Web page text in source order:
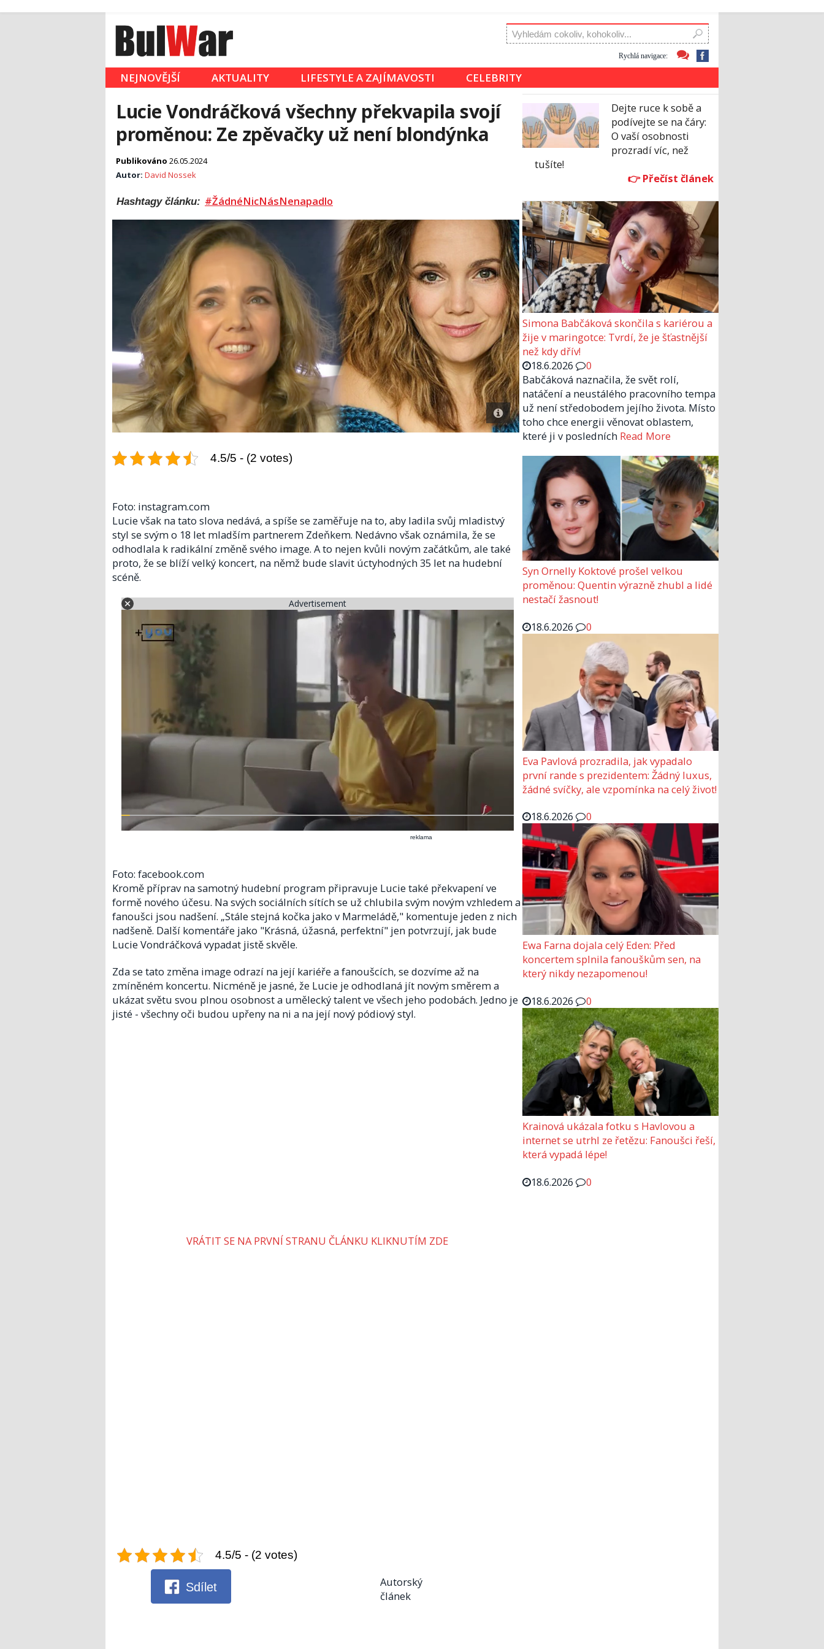
Rychlá navigace:
NEJNOVĚJŠÍ AKTUALITY LIFESTYLE A ZAJÍMAVOSTI CELEBRITY
Lucie Vondráčková všechny překvapila svojí
proměnou: Ze zpěvačky už není blondýnka
Publikováno 26.05.2024
Autor: David Nossek
Hashtagy článku: #ŽádnéNicNásNenapadlo
4.5/5 - (2 votes)
Foto: instagram.com
Lucie však na tato slova nedává, a spíše se zaměřuje na to, aby ladila svůj mladistvý
styl se svým o 18 let mladším partnerem Zdeňkem. Nedávno však oznámila, že se
odhodlala k radikální změně svého image. A to nejen kvůli novým začátkům, ale také
proto, že se blíží velký koncert, na němž bude slavit úctyhodných 35 let na hudební
scéně.
Advertisement
reklama
Foto: facebook.com
Kromě příprav na samotný hudební program připravuje Lucie také překvapení ve
formě nového účesu. Na svých sociálních sítích se už chlubila svým novým vzhledem a
fanoušci jsou nadšení. „Stále stejná kočka jako v Marmeládě," komentuje jeden z nich
nadšeně. Další komentáře jako "Krásná, úžasná, perfektní" jen potvrzují, jak bude
Lucie Vondráčková vypadat jistě skvěle.
Zda se tato změna image odrazí na její kariéře a fanoušcích, se dozvíme až na
zmíněném koncertu. Nicméně je jasné, že Lucie je odhodlaná jít novým směrem a
ukázat světu svou plnou osobnost a umělecký talent ve všech jeho podobách. Jedno je
jisté - všechny oči budou upřeny na ni a na její nový pódiový styl.
VRÁTIT SE NA PRVNÍ STRANU ČLÁNKU KLIKNUTÍM ZDE
4.5/5 - (2 votes)
Sdílet
Autorský
článek
Dejte ruce k sobě a
podívejte se na čáry:
O vaší osobnosti
prozradí víc, než
tušíte!
Simona Babčáková skončila s kariérou a
žije v maringotce: Tvrdí, že je šťastnější
než kdy dřív!
18.6.2026
0
Babčáková naznačila, že svět rolí,
natáčení a neustálého pracovního tempa
už není středobodem jejího života. Místo
toho chce energii věnovat oblastem,
které ji v posledních Read More
Syn Ornelly Koktové prošel velkou
proměnou: Quentin výrazně zhubl a lidé
nestačí žasnout!
18.6.2026
0
Eva Pavlová prozradila, jak vypadalo
první rande s prezidentem: Žádný luxus,
žádné svíčky, ale vzpomínka na celý život!
18.6.2026
0
Ewa Farna dojala celý Eden: Před
koncertem splnila fanouškům sen, na
který nikdy nezapomenou!
18.6.2026
0
Krainová ukázala fotku s Havlovou a
internet se utrhl ze řetězu: Fanoušci řeší,
která vypadá lépe!
18.6.2026
0